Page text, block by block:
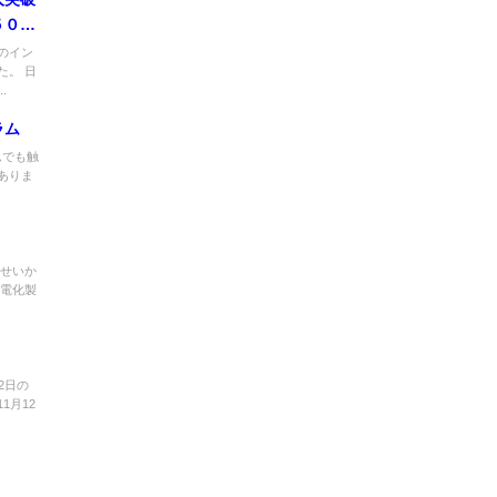
００
も
イン
。 日
ム
も触
りま
いか
化製
日の
月12